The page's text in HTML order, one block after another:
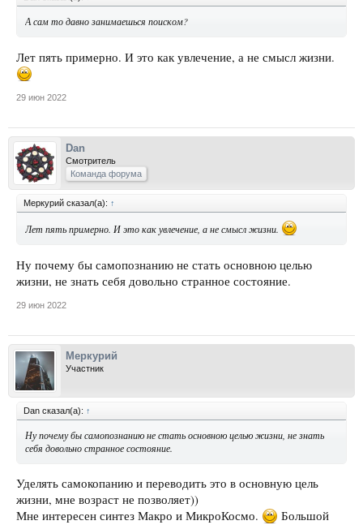
А сам то давно занимаешься поиском?
Лет пять примерно. И это как увлечение, а не смысл жизни.
29 июн 2022
Dan
Смотритель
Команда форума
Меркурий сказал(а): ↑
Лет пять примерно. И это как увлечение, а не смысл жизни.
Ну почему бы самопознанию не стать основною целью
жизни, не знать себя довольно странное состояние.
29 июн 2022
Меркурий
Участник
Dan сказал(а): ↑
Ну почему бы самопознанию не стать основною целью жизни, не знать
себя довольно странное состояние.
Уделять самокопанию и переводить это в основную цель
жизни, мне возраст не позволяет))
Мне интересен синтез Макро и МикроКосмо.
Большой